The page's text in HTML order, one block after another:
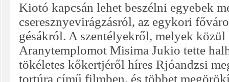
Kiotó kapcsán lehet beszélni egyebek
cseresznyevirágzásról, az egykori
gésákról. A szentélyekről, melyek közül
Aranytemplomot Misima Jukio tette
tökéletes kőkertjéről híres Rjóandzsi
tortúra című filmben, és többet